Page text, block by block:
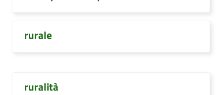
rurale
ruralità